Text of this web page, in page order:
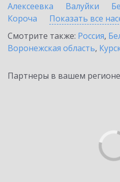
Алексеевка
Валуйки
Короча
Показать все
Смотрите также: Россия,
Воронежская область,
Партнеры в вашем